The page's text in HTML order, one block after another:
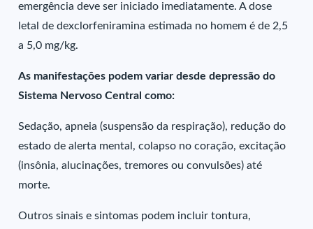
emergência deve ser iniciado imediatamente. A dose
letal de dexclorfeniramina estimada no homem é de 2,5
a 5,0 mg/kg.
As manifestações podem variar desde depressão do
Sistema Nervoso Central como:
Sedação, apneia (suspensão da respiração), redução do
estado de alerta mental, colapso no coração, excitação
(insônia, alucinações, tremores ou convulsões) até
morte.
Outros sinais e sintomas podem incluir tontura,